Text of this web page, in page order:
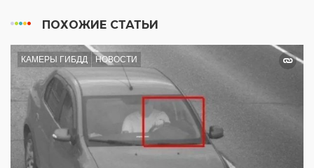
ПОХОЖИЕ СТАТЬИ
КАМЕРЫ ГИБДД НОВОСТИ